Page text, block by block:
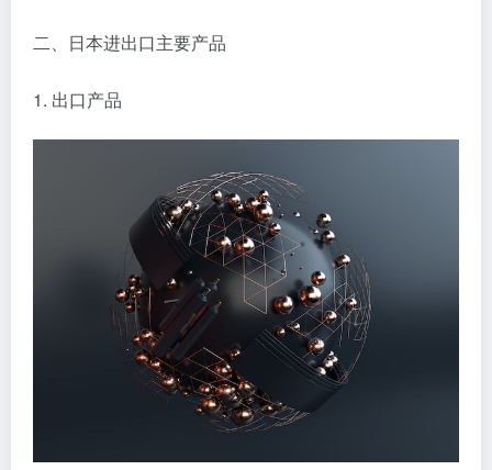
二、日本进出口主要产品
1. 出口产品